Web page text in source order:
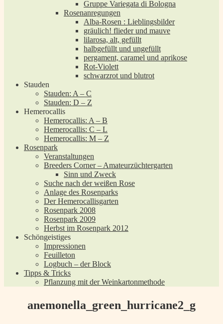
Gruppe Variegata di Bologna
Rosenanregungen
Alba-Rosen : Lieblingsbilder
gräulich! flieder und mauve
lilarosa, alt, gefüllt
halbgefüllt und ungefüllt
pergament, caramel und aprikose
Rot-Violett
schwarzrot und blutrot
Stauden
Stauden: A – C
Stauden: D – Z
Hemerocallis
Hemerocallis: A – B
Hemerocallis: C – L
Hemerocallis: M – Z
Rosenpark
Veranstaltungen
Breeders Corner – Amateurzüchtergarten
Sinn und Zweck
Suche nach der weißen Rose
Anlage des Rosenparks
Der Hemerocallisgarten
Rosenpark 2008
Rosenpark 2009
Herbst im Rosenpark 2012
Schöngeistiges
Impressionen
Feuilleton
Logbuch – der Block
Tipps & Tricks
Pflanzung mit der Weinkartonmethode
anemonella_green_hurricane2_g